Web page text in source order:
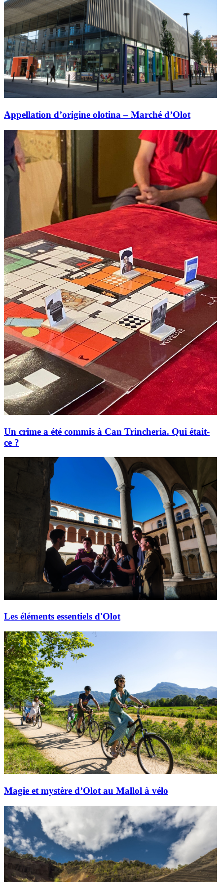
Appellation d’origine olotina – Marché d’Olot
Un crime a été commis à Can Trincheria. Qui était-
ce ?
Les éléments essentiels d'Olot
Magie et mystère d’Olot au Mallol à vélo